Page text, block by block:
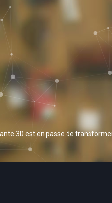
3D est en passe de